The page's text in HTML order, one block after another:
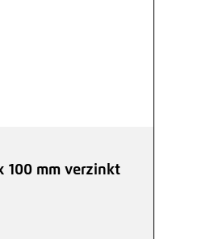
100 mm verzinkt